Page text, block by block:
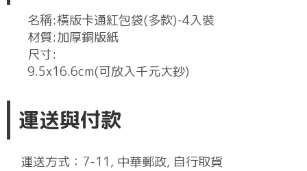
名稱:橫版卡通紅包袋(多款)-4入裝
材質:加厚銅版紙
尺寸:
9.5x16.6cm(可放入千元大鈔)
運送與付款
運送方式：7-11, 中華郵政, 自行取貨